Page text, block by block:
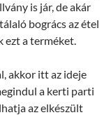
is jár, de akár
bogrács az étel
ezt a terméket.
akkor itt az ideje
a kerti parti
az elkészült